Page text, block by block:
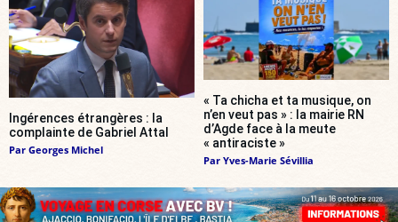
Ingérences étrangères : la
complainte de Gabriel Attal
Par Georges Michel
« Ta chicha et ta musique, on
n’en veut pas » : la mairie RN
d’Agde face à la meute
« antiraciste »
Par Yves-Marie Sévillia